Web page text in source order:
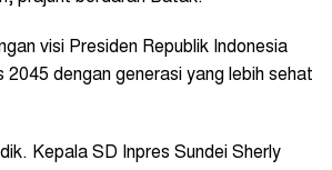
visi Presiden Republik Indonesia
dengan generasi yang lebih sehat
Kepala SD Inpres Sundei Sherly